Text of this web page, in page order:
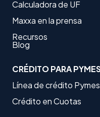
Calculadora de UF
Maxxa en la prensa
Recursos
Blog
CRÉDITO PARA
Línea de crédito Pymes
Crédito en Cuotas